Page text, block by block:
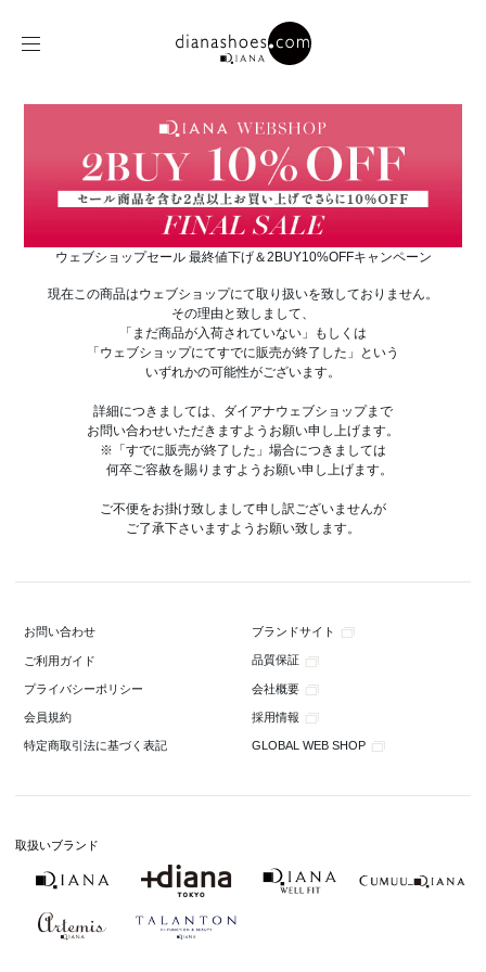
ウェブショップセール 最終値下げ＆2BUY10%OFFキャンペーン
現在この商品はウェブショップにて取り扱いを致しておりません。
その理由と致しまして、
「まだ商品が入荷されていない」もしくは
「ウェブショップにてすでに販売が終了した」という
いずれかの可能性がございます。
詳細につきましては、ダイアナウェブショップまで
お問い合わせいただきますようお願い申し上げます。
※「すでに販売が終了した」場合につきましては
何卒ご容赦を賜りますようお願い申し上げます。
ご不便をお掛け致しまして申し訳ございませんが
ご了承下さいますようお願い致します。
お問い合わせ ブランドサイト
ご利用ガイド 品質保証
プライバシーポリシー 会社概要
会員規約 採用情報
特定商取引法に基づく表記 GLOBAL WEB SHOP
取扱いブランド